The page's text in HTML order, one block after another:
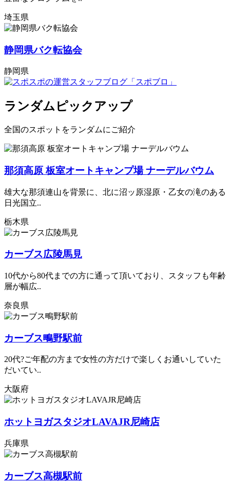
埼玉県
静岡県バク転協会
静岡県
ランダムピックアップ
全国のスポットをランダムにご紹介
那須高原 板室オートキャンプ場 ナーデルバウム
雄大な那須連山を背景に、北に沼ッ原湿原・乙女の滝のある
日光国立..
栃木県
カーブス広陵馬見
10代から80代までの方に通って頂いており、スタッフも年齢
層が幅広..
奈良県
カーブス鴫野駅前
20代?ご年配の方まで女性の方だけで楽しくお通いしていた
だいてい..
大阪府
ホットヨガスタジオLAVAJR尼崎店
兵庫県
カーブス高槻駅前